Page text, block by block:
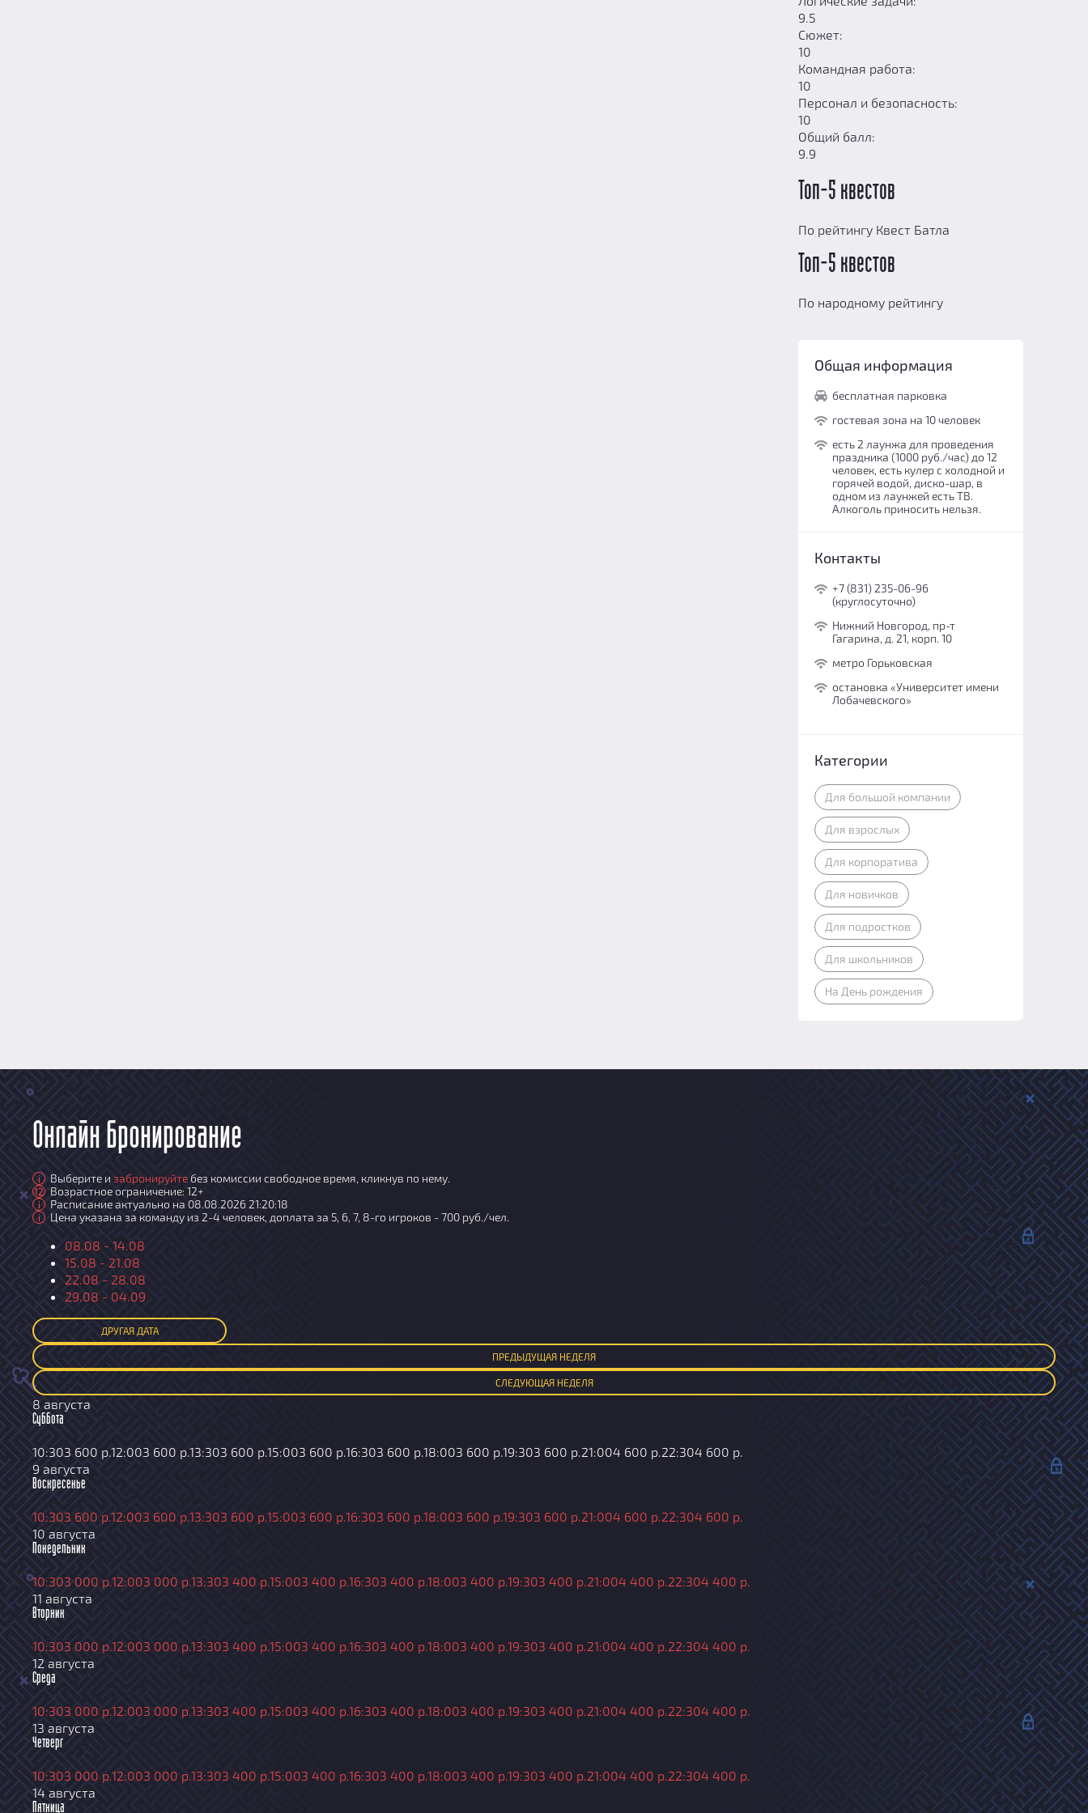
9.5
Сюжет:
10
Командная работа:
10
Персонал и безопасность:
10
Общий балл:
9.9
Топ-5 квестов
По рейтингу Квест Батла
Топ-5 квестов
По народному рейтингу
Общая информация
бесплатная парковка
гостевая зона на 10 человек
есть 2 лаунжа для проведения
праздника (1000 руб./час) до 12
человек, есть кулер с холодной и
горячей водой, диско-шар, в
одном из лаунжей есть ТВ.
Алкоголь приносить нельзя.
Контакты
+7 (831) 235-06-96
(круглосуточно)
Нижний Новгород, пр-т
Гагарина, д. 21, корп. 10
метро Горьковская
остановка «Университет имени
Лобачевского»
Категории
Для большой компании
Для взрослых
Для корпоратива
Для новичков
Для подростков
Для школьников
На День рождения
Онлайн бронирование
i Выберите и забронируйте без комиссии свободное время, кликнув по нему.
12 Возрастное ограничение: 12+
i Расписание актуально на 08.08.2026 21:20:18
i Цена указана за команду из 2-4 человек, доплата за 5, 6, 7, 8-го игроков - 700 руб./чел.
08.08 - 14.08
15.08 - 21.08
22.08 - 28.08
29.08 - 04.09
ДРУГАЯ ДАТА
ПРЕДЫДУЩАЯ НЕДЕЛЯ
СЛЕДУЮЩАЯНЕДЕЛЯ
8 августа
Суббота
10:303 600 р.12:003 600 р.13:303 600 р.15:003 600 р.16:303 600 р.18:003 600 р.19:303 600 р.21:004 600 р.22:304 600 р.
9 августа
Воскресенье
10:303 600 р.12:003 600 р.13:303 600 р.15:003 600 р.16:303 600 р.18:003 600 р.19:303 600 р.21:004 600 р.22:304 600 р.
10 августа
Понедельник
10:303 000 р.12:003 000 р.13:303 400 р.15:003 400 р.16:303 400 р.18:003 400 р.19:303 400 р.21:004 400 р.22:304 400 р.
11 августа
Вторник
10:303 000 р.12:003 000 р.13:303 400 р.15:003 400 р.16:303 400 р.18:003 400 р.19:303 400 р.21:004 400 р.22:304 400 р.
12 августа
Среда
10:303 000 р.12:003 000 р.13:303 400 р.15:003 400 р.16:303 400 р.18:003 400 р.19:303 400 р.21:004 400 р.22:304 400 р.
13 августа
Четверг
10:303 000 р.12:003 000 р.13:303 400 р.15:003 400 р.16:303 400 р.18:003 400 р.19:303 400 р.21:004 400 р.22:304 400 р.
14 августа
Пятница